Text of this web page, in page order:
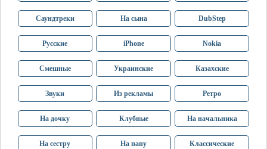
Саундтреки На сына DubStep
Русские iPhone Nokia
Смешные Украинские Казахские
Звуки Из рекламы Ретро
На дочку Клубные На начальника
На сестру На папу Классические